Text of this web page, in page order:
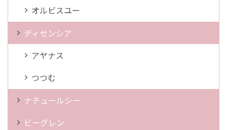
オルビスユー
ディセンシア
アヤナス
つつむ
ナチュールシー
ビーグレン